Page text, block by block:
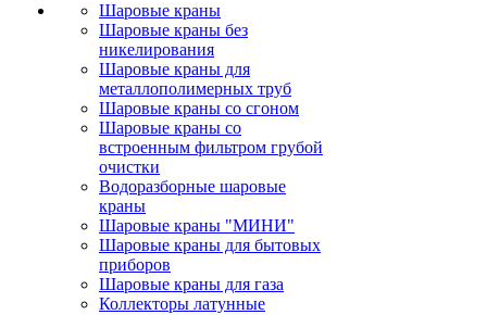
Шаровые краны
Шаровые краны без
никелирования
Шаровые краны для
металлополимерных труб
Шаровые краны со сгоном
Шаровые краны со
встроенным фильтром грубой
очистки
Водоразборные шаровые
краны
Шаровые краны "МИНИ"
Шаровые краны для бытовых
приборов
Шаровые краны для газа
Коллекторы латунные